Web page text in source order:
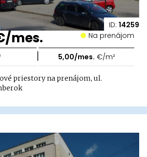
ID: 14259
mes. Na prenájom
| 5,00/mes. €/m²
priestory na prenájom, ul.